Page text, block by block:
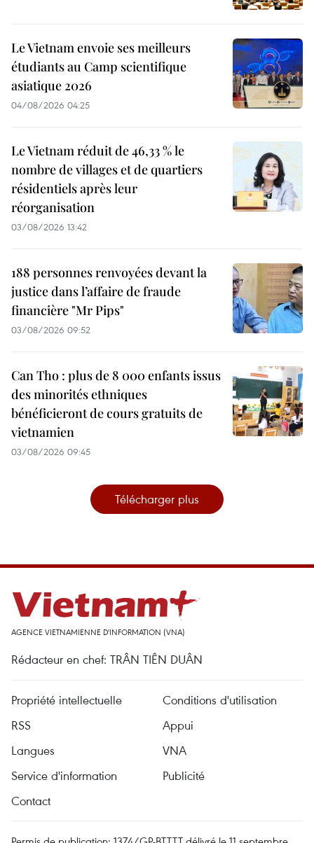
Le Vietnam envoie ses meilleurs
étudiants au Camp scientifique
asiatique 2026
04/08/2026 04:25
Le Vietnam réduit de 46,33 % le
nombre de villages et de quartiers
résidentiels après leur
réorganisation
03/08/2026 13:42
188 personnes renvoyées devant la
justice dans l’affaire de fraude
financière "Mr Pips"
03/08/2026 09:52
Can Tho : plus de 8 000 enfants issus
des minorités ethniques
bénéficieront de cours gratuits de
vietnamien
03/08/2026 09:45
Télécharger plus
AGENCE VIETNAMIENNE D'INFORMATION (VNA)
Rédacteur en chef: TRÂN TIÊN DUÂN
Propriété intellectuelle
Conditions d'utilisation
RSS
Appui
Langues
VNA
Service d'information
Publicité
Contact